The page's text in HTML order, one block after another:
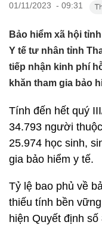
01/11/2023 - 09:31
Bảo hiểm xã hội
Y tế tư nhân tỉnh
tiếp nhận kinh phí
khăn tham gia bảo
Tính đến hết quý
34.793 người
25.974 học sinh,
gia bảo hiểm y tế.
Tỷ lệ bao phủ về
thiếu tính bền
hiện Quyết định